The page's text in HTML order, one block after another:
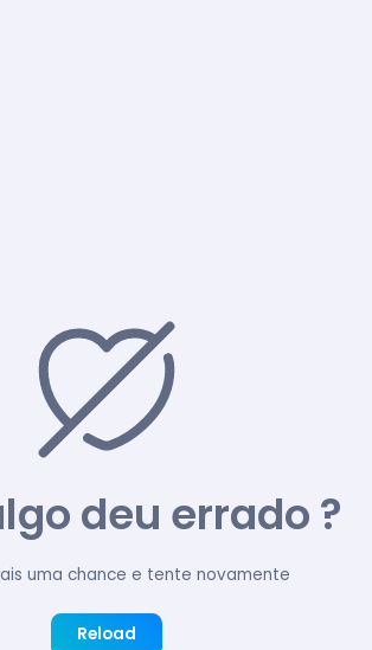
deu errado ?
uma chance e tente novamente
Reload